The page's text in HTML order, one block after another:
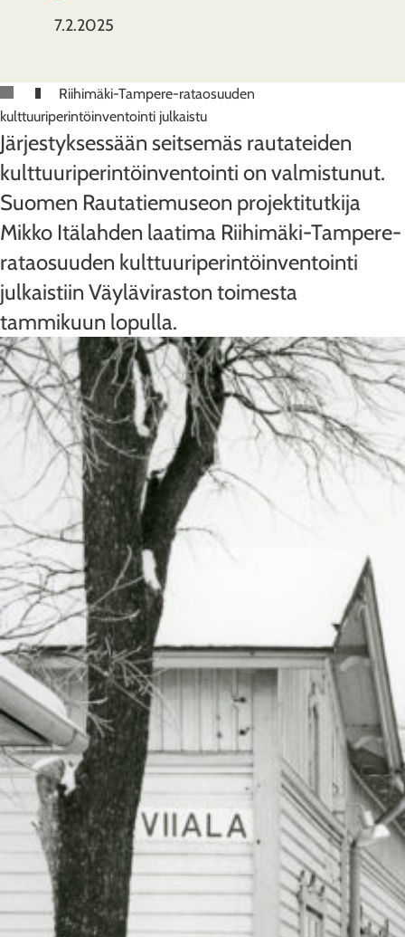
7.2.2025
Riihimäki-Tampere-rataosuuden
kulttuuriperintöinventointi julkaistu
Järjestyksessään seitsemäs rautateiden
kulttuuriperintöinventointi on valmistunut.
Suomen Rautatiemuseon projektitutkija
Mikko Itälahden laatima Riihimäki-Tampere-
rataosuuden kulttuuriperintöinventointi
julkaistiin Väyläviraston toimesta
tammikuun lopulla.